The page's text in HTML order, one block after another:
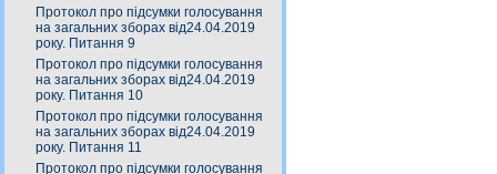
Протокол про підсумки голосування
на загальних зборах від24.04.2019
року. Питання 9
Протокол про підсумки голосування
на загальних зборах від24.04.2019
року. Питання 10
Протокол про підсумки голосування
на загальних зборах від24.04.2019
року. Питання 11
Протокол про підсумки голосування